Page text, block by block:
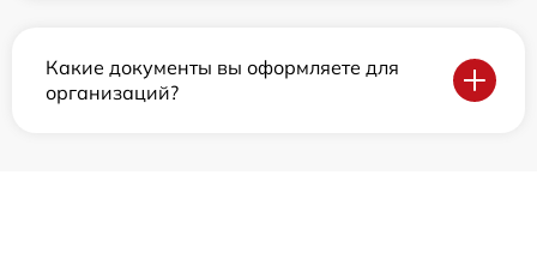
Какие документы вы оформляете для
организаций?